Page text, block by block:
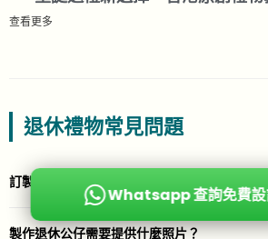
Whatsapp 查詢免費設
查看更多
退休禮物常見問題
訂製人像公仔退休禮物需要多長時間？
製作退休公仔需要提供什麼照片？